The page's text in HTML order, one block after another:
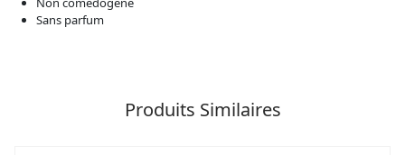
Sans parfum
Produits Similaires